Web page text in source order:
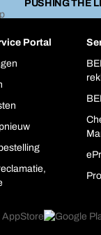
PUSHING THE
Portal